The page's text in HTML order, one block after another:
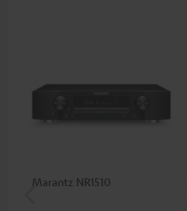
Marantz NR1510